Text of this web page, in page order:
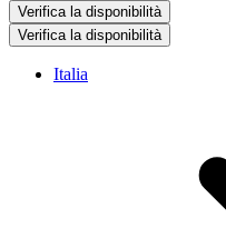
Verifica la disponibilità
Verifica la disponibilità
Italia